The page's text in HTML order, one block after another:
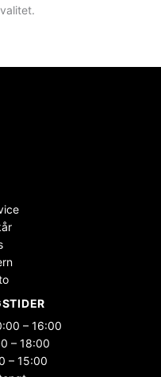
– 16:00
– 18:00
– 15:00